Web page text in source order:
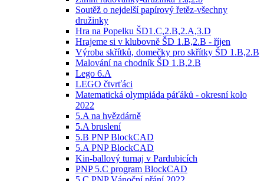
Soutěž o nejdelší papírový řetěz-všechny
družinky
Hra na Popelku ŠD1.C,2.B,2.A,3.D
Hrajeme si v klubovně ŠD 1.B,2.B - říjen
Výroba skřítků, domečky pro skřítky ŠD 1.B,2.B
Malování na chodník ŠD 1.B,2.B
Lego 6.A
LEGO čtvrťáci
Matematická olympiáda páťáků - okresní kolo
2022
5.A na hvězdárně
5.A bruslení
5.B PNP BlockCAD
5.A PNP BlockCAD
Kin-ballový turnaj v Pardubicích
PNP 5.C program BlockCAD